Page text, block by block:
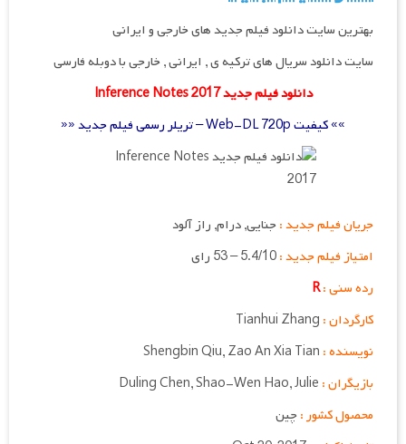
بهترین سایت دانلود فیلم جدید های خارجی و ایرانی
سایت دانلود سریال های ترکیه ی , ایرانی , خارجی با دوبله فارسی
دانلود فیلم جدید Inference Notes 2017
»» کیفیت Web-DL 720p – تریلر رسمی فیلم جدید ««
جریان فیلم جدید : جنایی, درام, راز آلود
امتیاز فیلم جدید :
رده سنی :R
کارگردان :
نویسنده :
Shengbin Qiu,Zao An Xia Tian
بازیگران :
محصول کشور : چین